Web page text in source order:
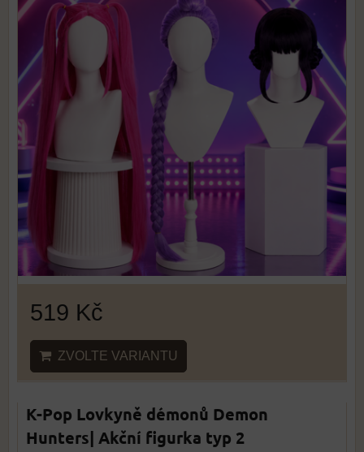
519 Kč
ZVOLTE VARIANTU
K-Pop Lovkyně démonů Demon
Hunters| Akční figurka typ 2